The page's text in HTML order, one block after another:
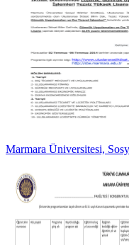
Marmara Üniversitesi,